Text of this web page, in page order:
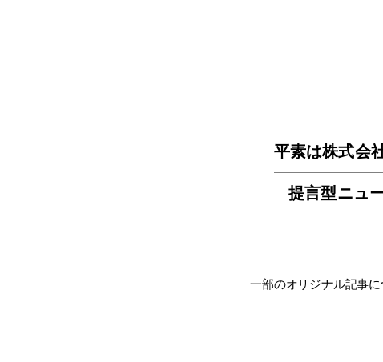
平素は株式会
提言型ニュ
一部のオリジナル記事